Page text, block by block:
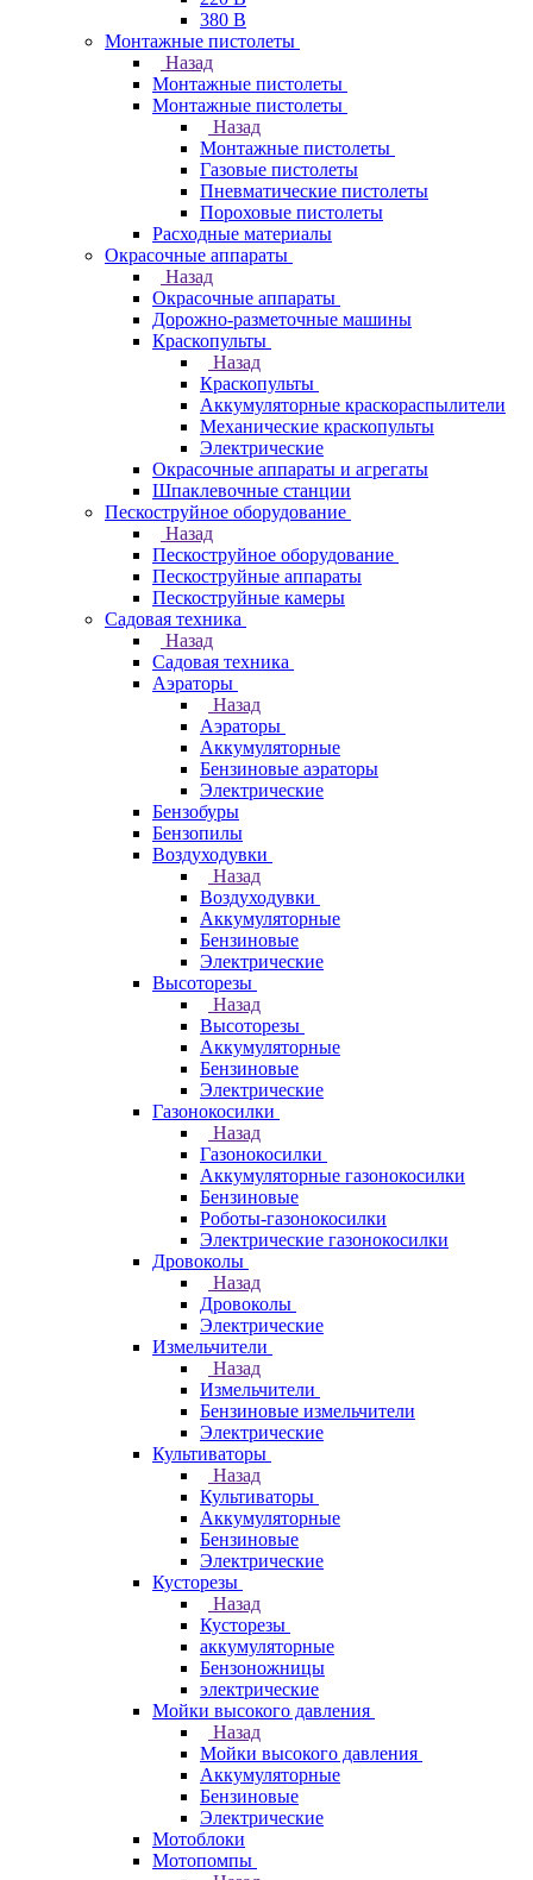
380 В
Монтажные пистолеты
Назад
Монтажные пистолеты
Монтажные пистолеты
Назад
Монтажные пистолеты
Газовые пистолеты
Пневматические пистолеты
Пороховые пистолеты
Расходные материалы
Окрасочные аппараты
Назад
Окрасочные аппараты
Дорожно-разметочные машины
Краскопульты
Назад
Краскопульты
Аккумуляторные краскораспылители
Механические краскопульты
Электрические
Окрасочные аппараты и агрегаты
Шпаклевочные станции
Пескоструйное оборудование
Назад
Пескоструйное оборудование
Пескоструйные аппараты
Пескоструйные камеры
Садовая техника
Назад
Садовая техника
Аэраторы
Назад
Аэраторы
Аккумуляторные
Бензиновые аэраторы
Электрические
Бензобуры
Бензопилы
Воздуходувки
Назад
Воздуходувки
Аккумуляторные
Бензиновые
Электрические
Высоторезы
Назад
Высоторезы
Аккумуляторные
Бензиновые
Электрические
Газонокосилки
Назад
Газонокосилки
Аккумуляторные газонокосилки
Бензиновые
Роботы-газонокосилки
Электрические газонокосилки
Дровоколы
Назад
Дровоколы
Электрические
Измельчители
Назад
Измельчители
Бензиновые измельчители
Электрические
Культиваторы
Назад
Культиваторы
Аккумуляторные
Бензиновые
Электрические
Кусторезы
Назад
Кусторезы
аккумуляторные
Бензоножницы
электрические
Мойки высокого давления
Назад
Мойки высокого давления
Аккумуляторные
Бензиновые
Электрические
Мотоблоки
Мотопомпы